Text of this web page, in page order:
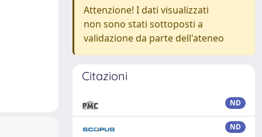
Attenzione! I dati visualizzati
non sono stati sottoposti a
validazione da parte dell'ateneo
Citazioni
ND
ND